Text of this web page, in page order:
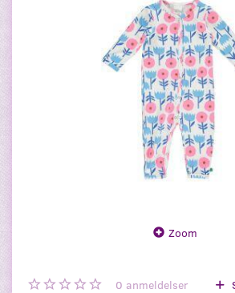
Zoom
0 anmeldelser